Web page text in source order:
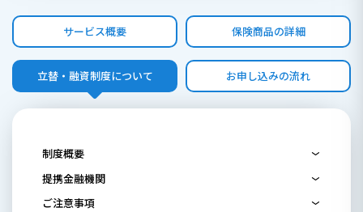
サービス概要 保険商品の詳細
立替・融資制度について お申し込みの流れ
制度概要
提携金融機関
ご注意事項